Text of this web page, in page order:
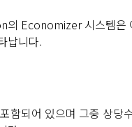
Economizer 시스템은
납니다.
함되어 있으며 그중 상당